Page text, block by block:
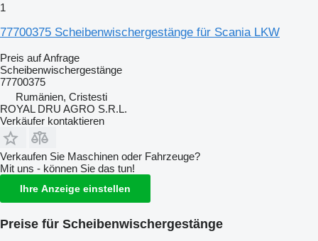
1
77700375 Scheibenwischergestänge für Scania LKW
Preis auf Anfrage
Scheibenwischergestänge
77700375
Rumänien, Cristesti
ROYAL DRU AGRO S.R.L.
Verkäufer kontaktieren
Verkaufen Sie Maschinen oder Fahrzeuge?
Mit uns - können Sie das tun!
Ihre Anzeige einstellen
Preise für Scheibenwischergestänge